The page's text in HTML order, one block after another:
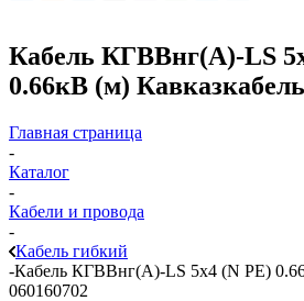
Кабель КГВВнг(А)-LS
0.66кВ (м)
Главная страница
-
Каталог
-
Кабели и провода
-
Кабель гибкий
-Кабель КГВВнг(А)-LS 5х4 (N PE)
060160702